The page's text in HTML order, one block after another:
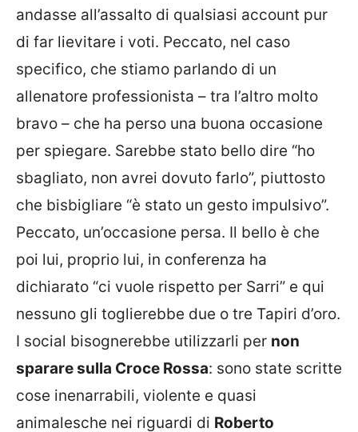
andasse all’assalto di qualsiasi account pur
di far lievitare i voti. Peccato, nel caso
specifico, che stiamo parlando di un
allenatore professionista – tra l’altro molto
bravo – che ha perso una buona occasione
per spiegare. Sarebbe stato bello dire “ho
sbagliato, non avrei dovuto farlo”, piuttosto
che bisbigliare “è stato un gesto impulsivo”.
Peccato, un’occasione persa. Il bello è che
poi lui, proprio lui, in conferenza ha
dichiarato “ci vuole rispetto per Sarri” e qui
nessuno gli toglierebbe due o tre Tapiri d’oro.
I social bisognerebbe utilizzarli per non
sparare sulla Croce Rossa: sono state scritte
cose inenarrabili, violente e quasi
animalesche nei riguardi di Roberto